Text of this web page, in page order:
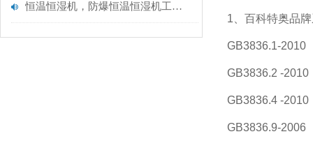
恒温恒湿机，防爆恒温恒湿机工作原理及性能特点
1、百科特奥品
GB3836.1-2010
GB3836.2 -
GB3836.4 -
GB3836.9-2006